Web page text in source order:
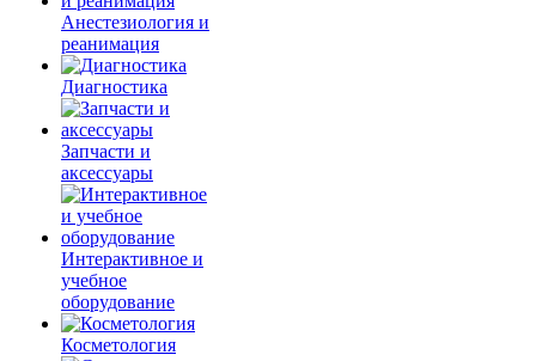
Анестезиология и
реанимация
Диагностика
Запчасти и
аксессуары
Интерактивное и
учебное
оборудование
Косметология